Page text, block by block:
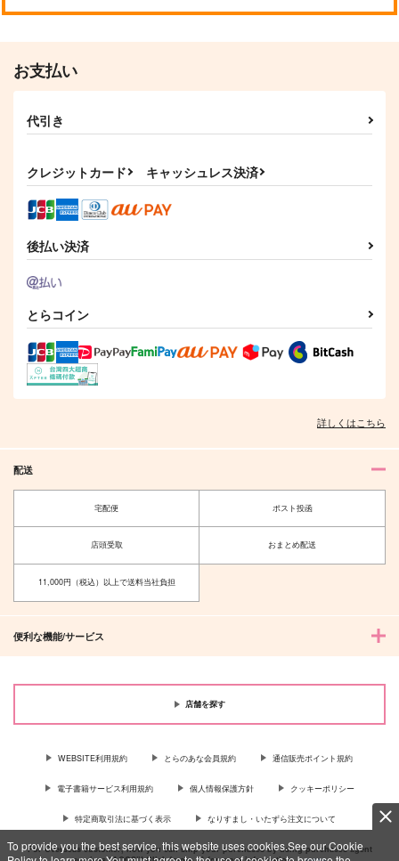
To provide you the best service, this website uses cookies.See our Cookie
お支払い
代引き
クレジットカード キャッシュレス決済
後払い決済
とらコイン
詳しくはこちら
配送
宅配便 ポスト投函
店頭受取 おまとめ配送
11,000円（税込）以上で送料当社負担
便利な機能/サービス
店舗を探す
WEBSITE利用規約 とらのあな会員規約 通信販売ポイント規約
電子書籍サービス利用規約 個人情報保護方針 クッキーポリシー
特定商取引法に基づく表示 なりすまし・いたずら注文について
For Overseas customer, now you can ship your purchases by using purchases agent